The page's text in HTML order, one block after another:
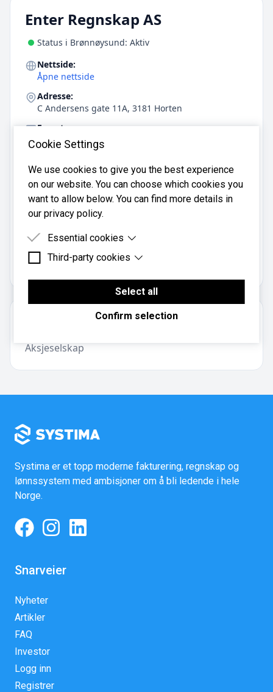
Enter Regnskap AS
Status i Brønnøysund: Aktiv
Nettside:
Åpne nettside
Adresse:
C Andersens gate 11A, 3181 Horten
E-post:
post@enterrevisjon.no
33 38 19 88
Mobil:
977 28 198
Enter Regnskap AS er registrert i
Brønnøysundregistrenemed organisasjonsnummer
Om regnskapsbyrået
Aksjeselskap
Cookie Settings
We use cookies to give you the best experience
on our website. You can choose which cookies you
want to allow below. You can find more details in
our privacy policy.
Essential cookies
Essential cookies are cookies that are needed for
Third-party cookies
Third-party cookies are cookies set by third-party
software to enable features such as Google
Maps.
Select all
Confirm selection
Systima er et topp moderne fakturering, regnskap og
lønnssystem med ambisjoner om å bli ledende i hele
Norge.
Snarveier
Nyheter
Artikler
FAQ
Investor
Logg inn
Registrer